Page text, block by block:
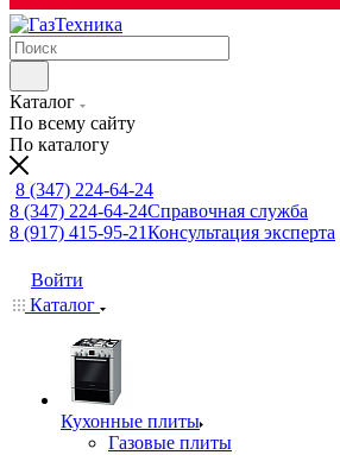
Каталог
По всему сайту
По каталогу
8 (347) 224-64-24
8 (347) 224-64-24Справочная служба
8 (917) 415-95-21Консультация эксперта
Войти
Каталог
Кухонные плиты
Газовые плиты